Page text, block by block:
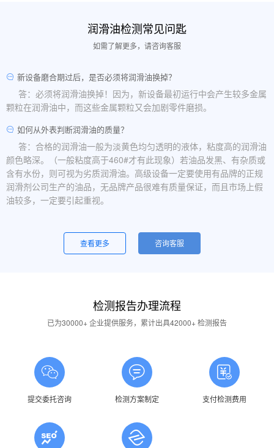
润滑油检测常见问匙
如需了解更多，请咨询客服
新设备磨合期过后，是否必须将润滑油换掉？
答：必须将润滑油换掉！因为，新设备最初运行中会产生较多金属
颗粒在润滑油中，而这些金属颗粒又会加剧零件磨损。
如何从外表判断润滑油的质量？
答：合格的润滑油一般为淡黄色均匀透明的液体，粘度高的润滑油
颜色略深。（一般粘度高于460#才有此现象）若油品发黑、有杂质或
含有水份，则可视为劣质润滑油。高级设备一定要使用有品牌的正规
润滑剂公司生产的油品，无品牌产品很难有质量保证，而且市场上假
油较多，一定要引起重视。
一般是润滑油质量问题，合格的润滑油使用中不应出现大量泡沫，
用户不应采用会产生泡沫的润滑油。还有一个可能的原因是混油可能
答：一般情况下油品发白是由于油箱进水后造成的，是乳化现象，
应避免水进入润滑油箱体或避免雨水进入已开封的油桶中。具体操作
润滑油的号数是什么意思？
答：根据ISO标准，工业润滑油按40℃ 温度条件下测定的粘度分
为若干个粘度等级，数据越大则粘度越高，因此润滑油的号数指其粘
润滑油粘度高是否说明润滑油质量好？
查看更多 咨询客服
检测报告办理流程
已为30000+ 企业提供服务，累计出具42000+ 检测报告
提交委托咨询 检测方案制定 支付检测费用